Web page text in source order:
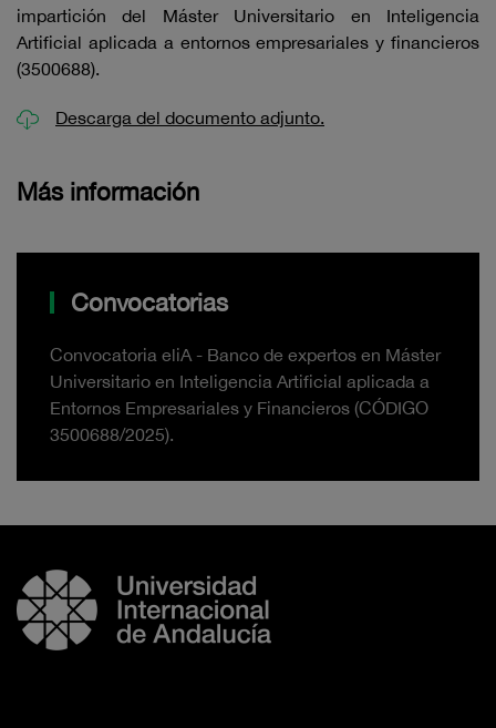
impartición del Máster Universitario en Inteligencia
Artificial aplicada a entornos empresariales y financieros
(3500688).
Descarga del documento adjunto.
Más información
Convocatorias
Convocatoria eliA - Banco de expertos en Máster
Universitario en Inteligencia Artificial aplicada a
Entornos Empresariales y Financieros (CÓDIGO
3500688/2025).